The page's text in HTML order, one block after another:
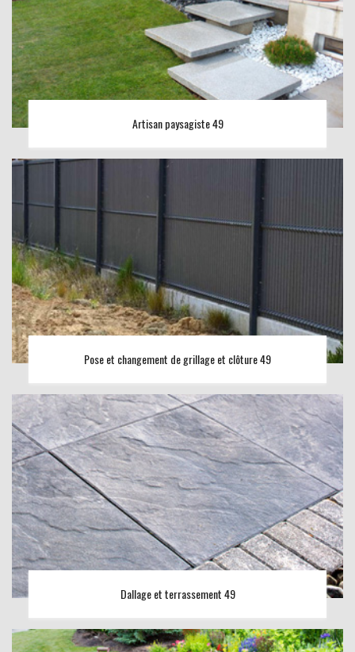
Artisan paysagiste 49
Pose et changement de grillage et clôture 49
Dallage et terrassement 49